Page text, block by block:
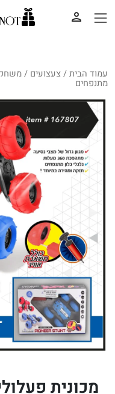
עמוד הבית/צעצועים /
מתנפחים
מכונית